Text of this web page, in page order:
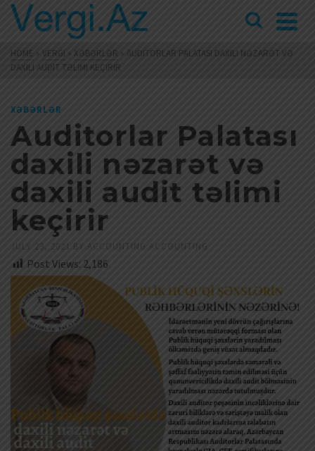
HOME » VERGI » XƏBƏRLƏR » AUDITORLAR PALATASI DAXILI NƏZARƏT VƏ
DAXILI AUDIT TƏLIMI KEÇIRIR
XƏBƏRLƏR
Auditorlar Palatası
daxili nəzarət və
daxili audit təlimi
keçirir
JULY 23, 2021 BY ACCOUNTING ACCOUNTING
Post Views: 2,186